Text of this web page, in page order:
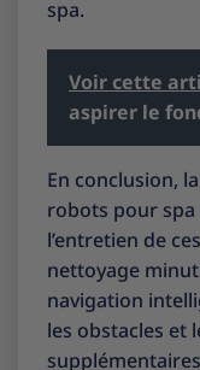
spa.
Voir cette
aspirer le
En conclusion,
robots pour
l’entretien de
nettoyage
navigation
les obstacles et